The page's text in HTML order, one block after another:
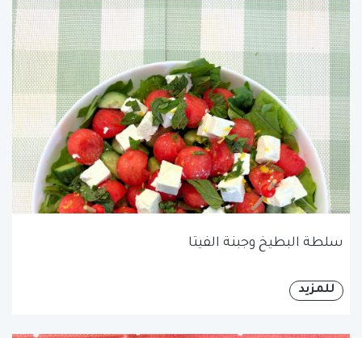
سلطة البطيخ وجبنة الفيتا
للمزيد